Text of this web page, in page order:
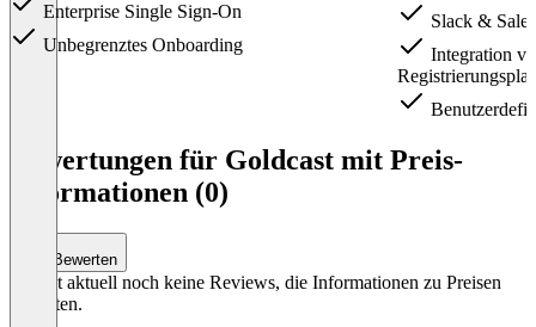
Enterprise Single Sign-On
Unbegrenztes Onboarding
Slack &
Integration
Bewertungen für Goldcast mit Preis-
Informationen (0)
Bewerten
Es gibt aktuell noch keine Reviews, die Informationen zu Preisen
enthalten.